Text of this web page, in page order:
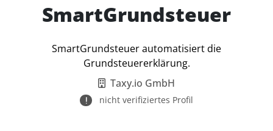
SmartGrundsteuer
SmartGrundsteuer automatisiert die
Grundsteuererklärung.
Taxy.io GmbH
nicht verifiziertes Profil